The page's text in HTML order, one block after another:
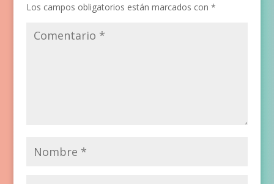
Los campos obligatorios están marcados con *